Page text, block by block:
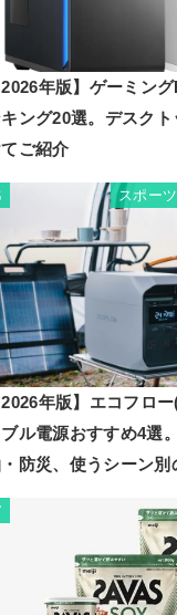
年版】ゲーミン
ング20選。デスク
ご紹介
スポー
年版】エコフロ
ル電源おすすめ4選
防災、使うシーン別